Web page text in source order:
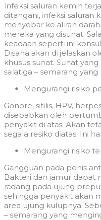
Infeksi saluran kemih
ditangani, infeksi saluran
menyebar ke aliran
mereka yang disunat.
keadaan seperti ini
Disana akan di jelaskan
khusus sunat. Sunat
salatiga – semarang
Mengurangi risiko
Gonore, sifilis, HPV,
disebabkan oleh
penyakit di atas. Akan
segala resiko diatas. Ini
Mengurangi risiko
Gangguan pada penis
Bakteri dan jamur dapat
radang pada ujung
sehingga penyakit akan
area ujung kulupnya.
– semarang yang